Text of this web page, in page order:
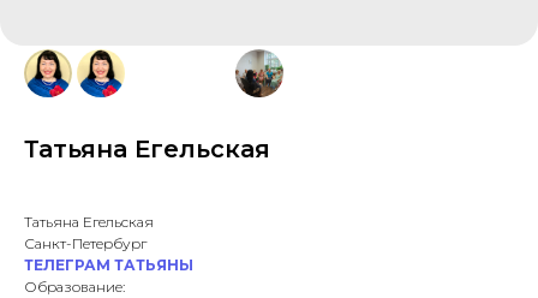
Татьяна Егельская
Татьяна Егельская
Санкт-Петербург
ТЕЛЕГРАМ ТАТЬЯНЫ
Образование: